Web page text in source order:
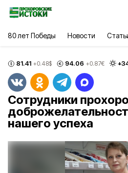
80 лет Победы Новости
81.41 +0.48$ 94.06 +0.87€ +
Сотрудники
нашего успеха